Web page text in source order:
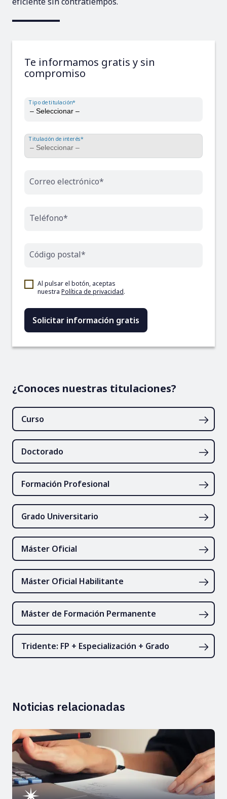
Te informamos gratis y sin
compromiso
Tipo de titulación*
Titulación de interés*
Correo electrónico*
Teléfono*
Código postal*
Al pulsar el botón, aceptas
nuestra Política de privacidad.
¿Conoces nuestras titulaciones?
Curso
Doctorado
Formación Profesional
Grado Universitario
Máster Oficial
Máster Oficial Habilitante
Máster de Formación Permanente
Tridente: FP + Especialización + Grado
Noticias relacionadas